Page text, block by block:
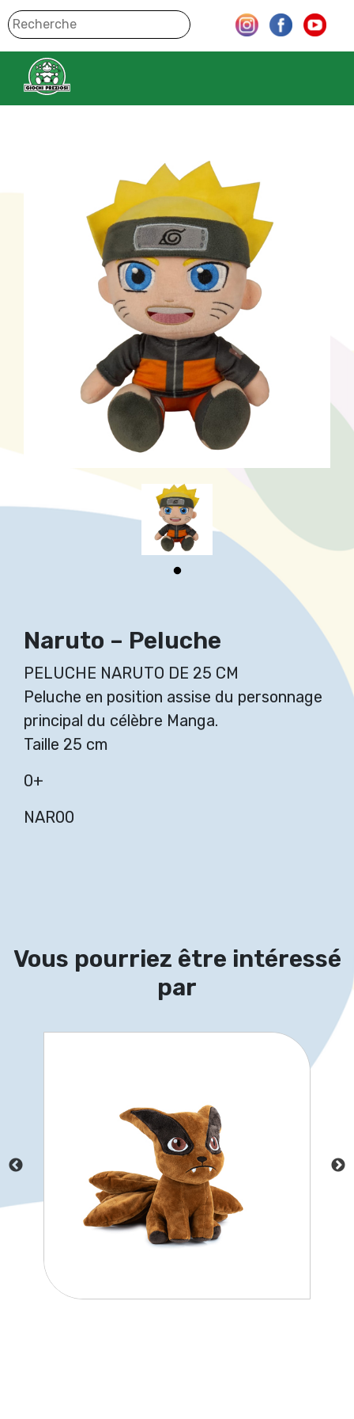
Naruto – Peluche
PELUCHE NARUTO DE 25 CM
Peluche en position assise du personnage
principal du célèbre Manga.
Taille 25 cm
0+
NAR00
Vous pourriez être intéressé
par